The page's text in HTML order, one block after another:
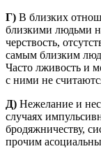
Г) В близких
близкими людьми
черствость,
самым близким
Часто лживость и
с ними не
Д) Нежелание и
случаях
бродяжничеству,
прочим